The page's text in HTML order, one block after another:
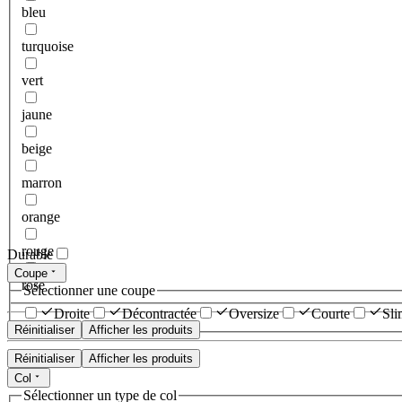
bleu
turquoise
vert
jaune
beige
marron
orange
rouge
rose
Réinitialiser Afficher les produits
Durable
Coupe
Sélectionner une coupe
Droite
Décontractée Oversize Courte
Réinitialiser
Afficher les produits
Col
Sélectionner un type de col